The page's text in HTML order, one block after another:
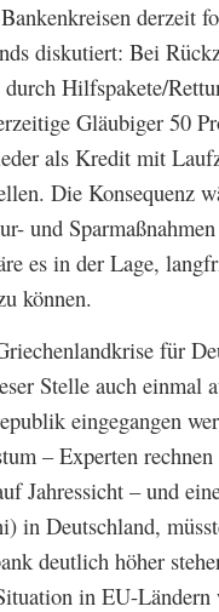
derzeit
diskutiert: Bei
Hilfspakete/
Gläubiger 50
als Kredit mit
Die Konsequenz
und
es in der Lage,
können.
für
Stelle auch einmal
eingegangen
– Experten
Jahressicht – und
in Deutschland,
deutlich höher
in EU-Ländern